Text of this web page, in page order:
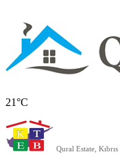
21°C
Qural Estate,